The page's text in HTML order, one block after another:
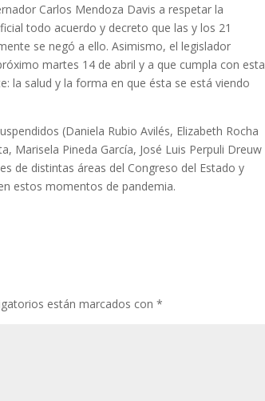
Carlos Mendoza Davis a respetar la
todo acuerdo y decreto que las y los 21
se negó a ello. Asimismo, el legislador
martes 14 de abril y a que cumpla con esta
la salud y la forma en que ésta se está viendo
(Daniela Rubio Avilés, Elizabeth Rocha
Marisela Pineda García, José Luis Perpuli Dreuw
de distintas áreas del Congreso del Estado y
estos momentos de pandemia.
están marcados con*